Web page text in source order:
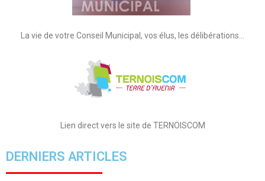
La vie de votre Conseil Municipal, vos élus, les délibérations…
Lien direct vers le site de TERNOISCOM
DERNIERS ARTICLES